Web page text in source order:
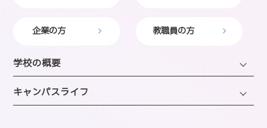
企業の方 教職員の方
学校の概要
学長・理事長挨拶
建学の精神・沿革・校歌
キャンパスライフ